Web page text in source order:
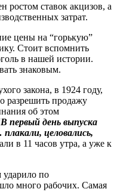
ростом ставок акцизов, а
затрат.
цены на “горькую”
Стоит вспомнить
в нашей истории.
знаковым.
закона, в 1924 году,
разрешить продажу
об этом
В первый день выпуска
целовались,
в 11 часов утра, а уже к
ударило по
много рабочих. Самая